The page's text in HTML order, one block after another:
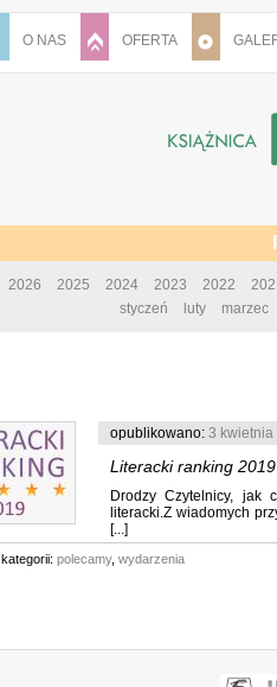
O NAS OFERTA
2026 2025 2024 2023 2022
styczeń
luty marzec
opublikowano: 3 kwietnia
Literacki ranking 2019
Drodzy Czytelnicy, jak
literacki.Z wiadomych
[...]
polecamy, wydarzenia